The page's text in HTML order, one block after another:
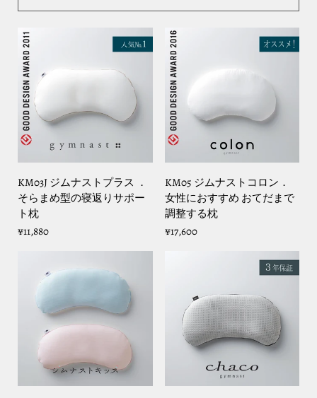
KM03J ジムナストプラス ．
そらまめ型の寝返りサポー
ト枕
¥11,880
KM05 ジムナストコロン．
女性におすすめ おてだまで
調整する枕
¥17,600